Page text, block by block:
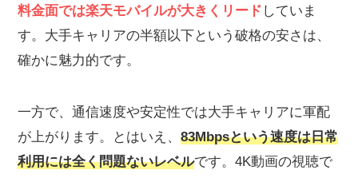
料金面では楽天モバイルが大きくリード していま
す。大手キャリアの半額以下という破格の安さは、
確かに魅力的です。
一方で、通信速度や安定性では大手キャリアに軍配
が上がります。とはいえ、 83Mbpsという速度は日常
利用には全く問題ないレベルです。4K動画の視聴で